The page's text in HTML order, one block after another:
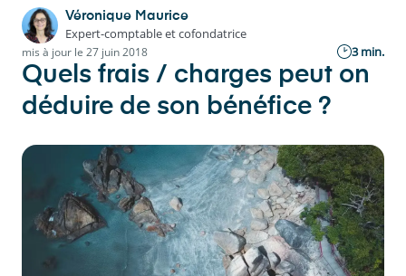
Véronique Maurice
Expert-comptable et cofondatrice
mis à jour le 27 juin 2018 3 min.
Quels frais / charges peut on
déduire de son bénéfice ?